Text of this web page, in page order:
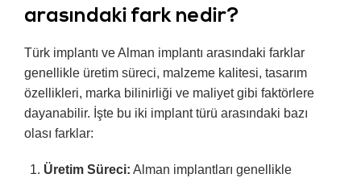
arasındaki fark nedir?
Türk implantı ve Alman implantı arasındaki farklar
genellikle üretim süreci, malzeme kalitesi, tasarım
özellikleri, marka bilinirliği ve maliyet gibi faktörlere
dayanabilir. İşte bu iki implant türü arasındaki bazı
olası farklar:
Üretim Süreci: Alman implantları genellikle